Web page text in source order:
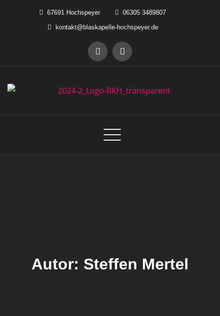
67691 Hochspeyer
06305 3489807
kontakt@blaskapelle-hochspeyer.de
Autor: Steffen Mertel